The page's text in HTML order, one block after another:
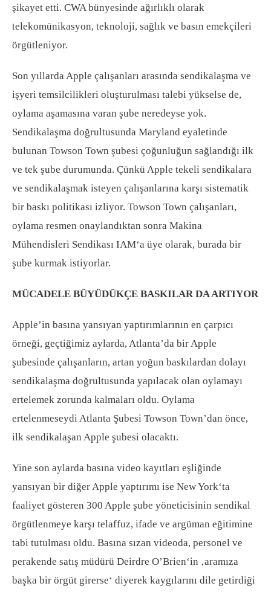
şikayet etti. CWA bünyesinde ağırlıklı olarak
telekomünikasyon, teknoloji, sağlık ve basın emekçileri
örgütleniyor.
Son yıllarda Apple çalışanları arasında sendikalaşma ve
işyeri temsilcilikleri oluşturulması talebi yükselse de,
oylama aşamasına varan şube neredeyse yok.
Sendikalaşma doğrultusunda Maryland eyaletinde
bulunan Towson Town şubesi çoğunluğun sağlandığı ilk
ve tek şube durumunda. Çünkü Apple tekeli sendikalara
ve sendikalaşmak isteyen çalışanlarına karşı sistematik
bir baskı politikası izliyor. Towson Town çalışanları,
oylama resmen onaylandıktan sonra Makina
Mühendisleri Sendikası IAM‘a üye olarak, burada bir
şube kurmak istiyorlar.
MÜCADELE BÜYÜDÜKÇE BASKILAR DA ARTIYOR
Apple’in basına yansıyan yaptırımlarının en çarpıcı
örneği, geçtiğimiz aylarda, Atlanta’da bir Apple
şubesinde çalışanların, artan yoğun baskılardan dolayı
sendikalaşma doğrultusunda yapılacak olan oylamayı
ertelemek zorunda kalmaları oldu. Oylama
ertelenmeseydi Atlanta Şubesi Towson Town’dan önce,
ilk sendikalaşan Apple şubesi olacaktı.
Yine son aylarda basına video kayıtları eşliğinde
yansıyan bir diğer Apple yaptırımı ise New York‘ta
faaliyet gösteren 300 Apple şube yöneticisinin sendikal
örgütlenmeye karşı telaffuz, ifade ve argüman eğitimine
tabi tutulması oldu. Basına sızan videoda, personel ve
perakende satış müdürü Deirdre O’Brien‘in ‚aramıza
başka bir örgüt girerse‘ diyerek kaygılarını dile getirdiği